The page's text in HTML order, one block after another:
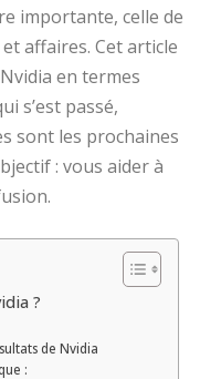
importante, celle de
affaires. Cet article
en termes
s’est passé,
sont les prochaines
: vous aider à
?
de Nvidia
: